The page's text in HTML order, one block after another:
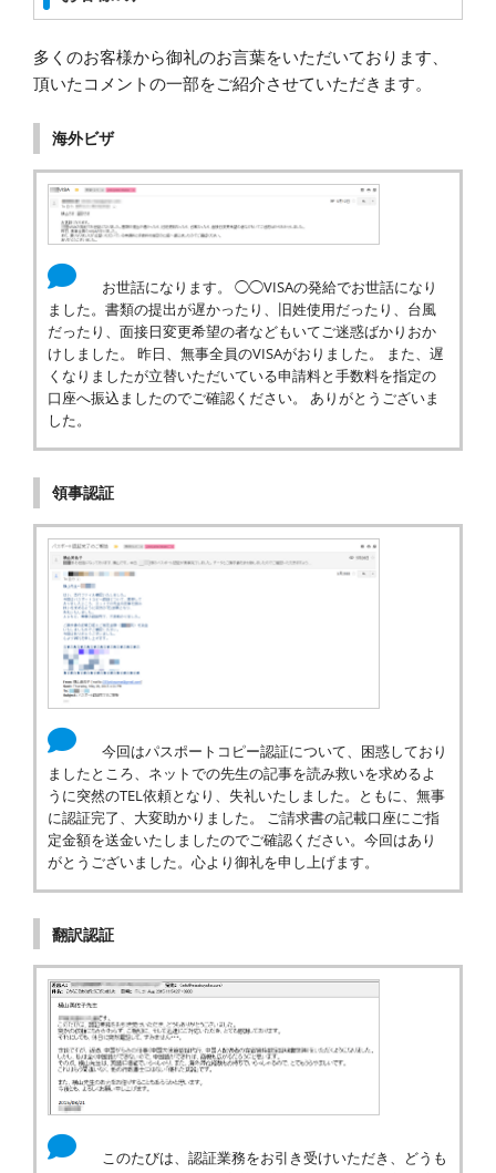
多くのお客様から御礼のお言葉をいただいております、
頂いたコメントの一部をご紹介させていただきます。
海外ビザ
お世話になります。 ◯◯VISAの発給でお世話になり
ました。書類の提出が遅かったり、旧姓使用だったり、台風
だったり、面接日変更希望の者などもいてご迷惑ばかりおか
けしました。 昨日、無事全員のVISAがおりました。 また、遅
くなりましたが立替いただいている申請料と手数料を指定の
口座へ振込ましたのでご確認ください。 ありがとうございま
した。
領事認証
今回はパスポートコピー認証について、困惑しており
ましたところ、ネットでの先生の記事を読み救いを求めるよ
うに突然のTEL依頼となり、失礼いたしました。ともに、無事
に認証完了、大変助かりました。 ご請求書の記載口座にご指
定金額を送金いたしましたのでご確認ください。今回はあり
がとうございました。心より御礼を申し上げます。
翻訳認証
このたびは、認証業務をお引き受けいただき、どうも